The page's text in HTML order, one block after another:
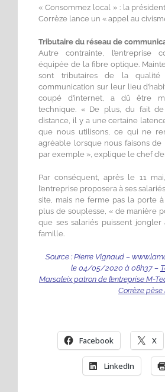
« Consommez local » : la
Corrèze lance un « appel au
Tributaire du réseau de
Autre contrainte, l’entreprise
équipée de la fibre optique.
sont tributaires de la
communication sur leur lieu
coupé d’internet, a dû être
technique. « De plus, du fait
distance, il y a une certaine
que nous utilisons, ce qui ne
agréable lorsque nous faisons de
par exemple », explique le chef
Par conséquent, après le 11
l’entreprise proposera à ses
site, mais ne ferme pas la porte
plus de souplesse, « de manière
que ses salariés puissent
famille.
Source : Pierre Vignaud –
le 04/05/2020 à 08h37 –
Marsaleix patron de l’entreprise M-
Corrèze
Facebook X
LinkedIn